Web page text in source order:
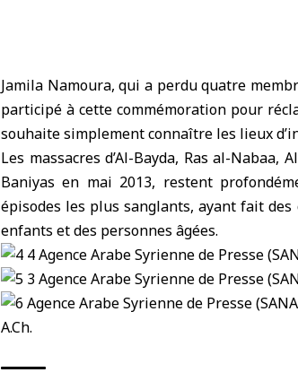
Jamila Namoura, qui a perdu quatre
participé à cette commémoration pour
souhaite simplement connaître les lieux
Les massacres d’Al-Bayda, Ras al-
Baniyas en mai 2013, restent
épisodes les plus sanglants, ayant fait
enfants et des personnes âgées.
A.Ch.